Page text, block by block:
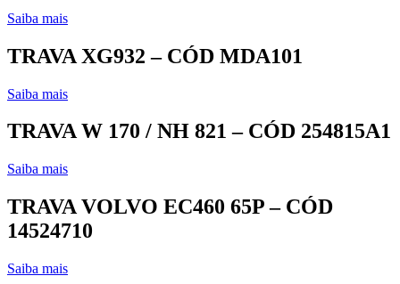
Saiba mais
TRAVA XG932 – CÓD MDA101
Saiba mais
TRAVA W 170 / NH 821 – CÓD 254815A1
Saiba mais
TRAVA VOLVO EC460 65P – CÓD
14524710
Saiba mais